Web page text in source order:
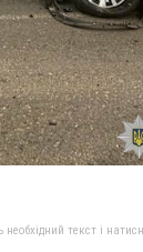
текст і